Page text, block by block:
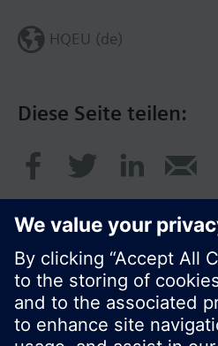
Diese Seite teilen:
HQEU (de)
© Siemens Schweiz AG 2017